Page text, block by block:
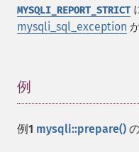
MYSQLI_REPORT_STRICT
mysqli_sql_exception
例
例1 mysqli::prepare()